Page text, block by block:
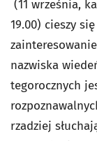
(11 września,
19.00) cieszy
nazwiska
tegorocznych
rzadziej